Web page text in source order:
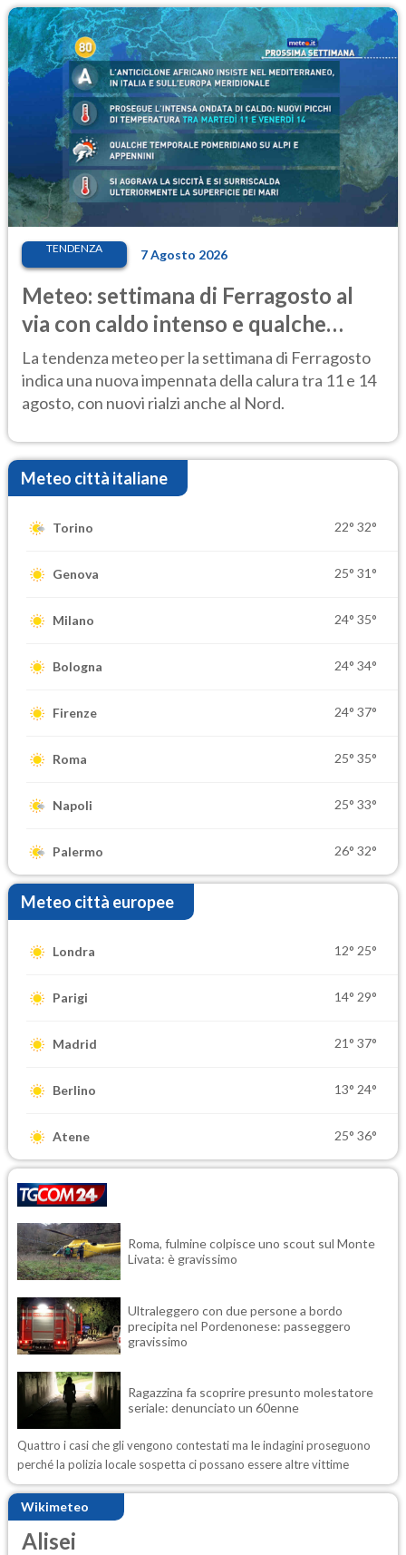
TENDENZA 7 Agosto 2026
Meteo: settimana di Ferragosto al
via con caldo intenso e qualche
temporale
La tendenza meteo per la settimana di Ferragosto
indica una nuova impennata della calura tra 11 e 14
agosto, con nuovi rialzi anche al Nord.
Meteo città italiane
Torino 22° 32°
Genova 25° 31°
Milano 24° 35°
Bologna 24° 34°
Firenze 24° 37°
Roma 25° 35°
Napoli 25° 33°
Palermo 26° 32°
Meteo città europee
Londra 12° 25°
Parigi 14° 29°
Madrid 21° 37°
Berlino 13° 24°
Atene 25° 36°
Roma, fulmine colpisce uno scout sul Monte
Livata: è gravissimo
Ultraleggero con due persone a bordo
precipita nel Pordenonese: passeggero
gravissimo
Ragazzina fa scoprire presunto molestatore
seriale: denunciato un 60enne
Quattro i casi che gli vengono contestati ma le indagini proseguono
perché la polizia locale sospetta ci possano essere altre vittime
Wikimeteo
Alisei